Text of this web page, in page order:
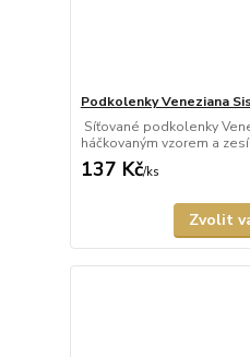
Podkolenky Veneziana
Síťované podkolenky
háčkovaným vzorem a
137 Kč/ks
Zvolit